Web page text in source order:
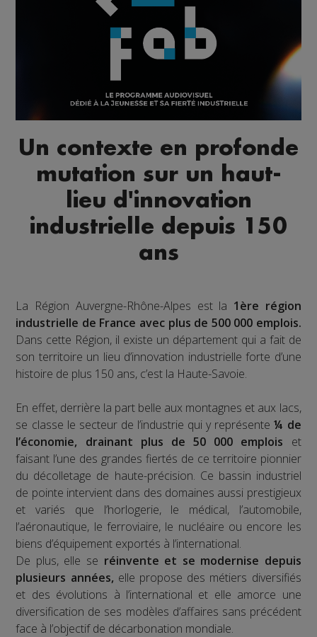
Un contexte en profonde
mutation sur un haut-
lieu d'innovation
industrielle depuis 150
ans
La Région Auvergne-Rhône-Alpes est la 1ère région
industrielle de France avec plus de 500 000 emplois.
Dans cette Région, il existe un département qui a fait de
son territoire un lieu d’innovation industrielle forte d’une
histoire de plus 150 ans, c’est la Haute-Savoie.
En effet, derrière la part belle aux montagnes et aux lacs,
se classe le secteur de l’industrie qui y représente¼ de
l’économie, drainant plus de 50 000 emplois et
faisant l’une des grandes fiertés de ce territoire pionnier
du décolletage de haute-précision. Ce bassin industriel
de pointe intervient dans des domaines aussi prestigieux
et variés que l’horlogerie, le médical, l’automobile,
l’aéronautique, le ferroviaire, le nucléaire ou encore les
biens d’équipement exportés à l’international.
De plus, elle se réinvente et se modernise depuis
plusieurs années, elle propose des métiers diversifiés
et des évolutions à l’international et elle amorce une
diversification de ses modèles d’affaires sans précédent
face à l’objectif de décarbonation mondiale.